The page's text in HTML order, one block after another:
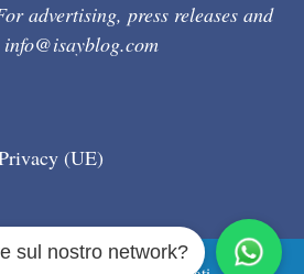
advertising, press releases and
info@isayblog.com
(UE)
sul nostro network?